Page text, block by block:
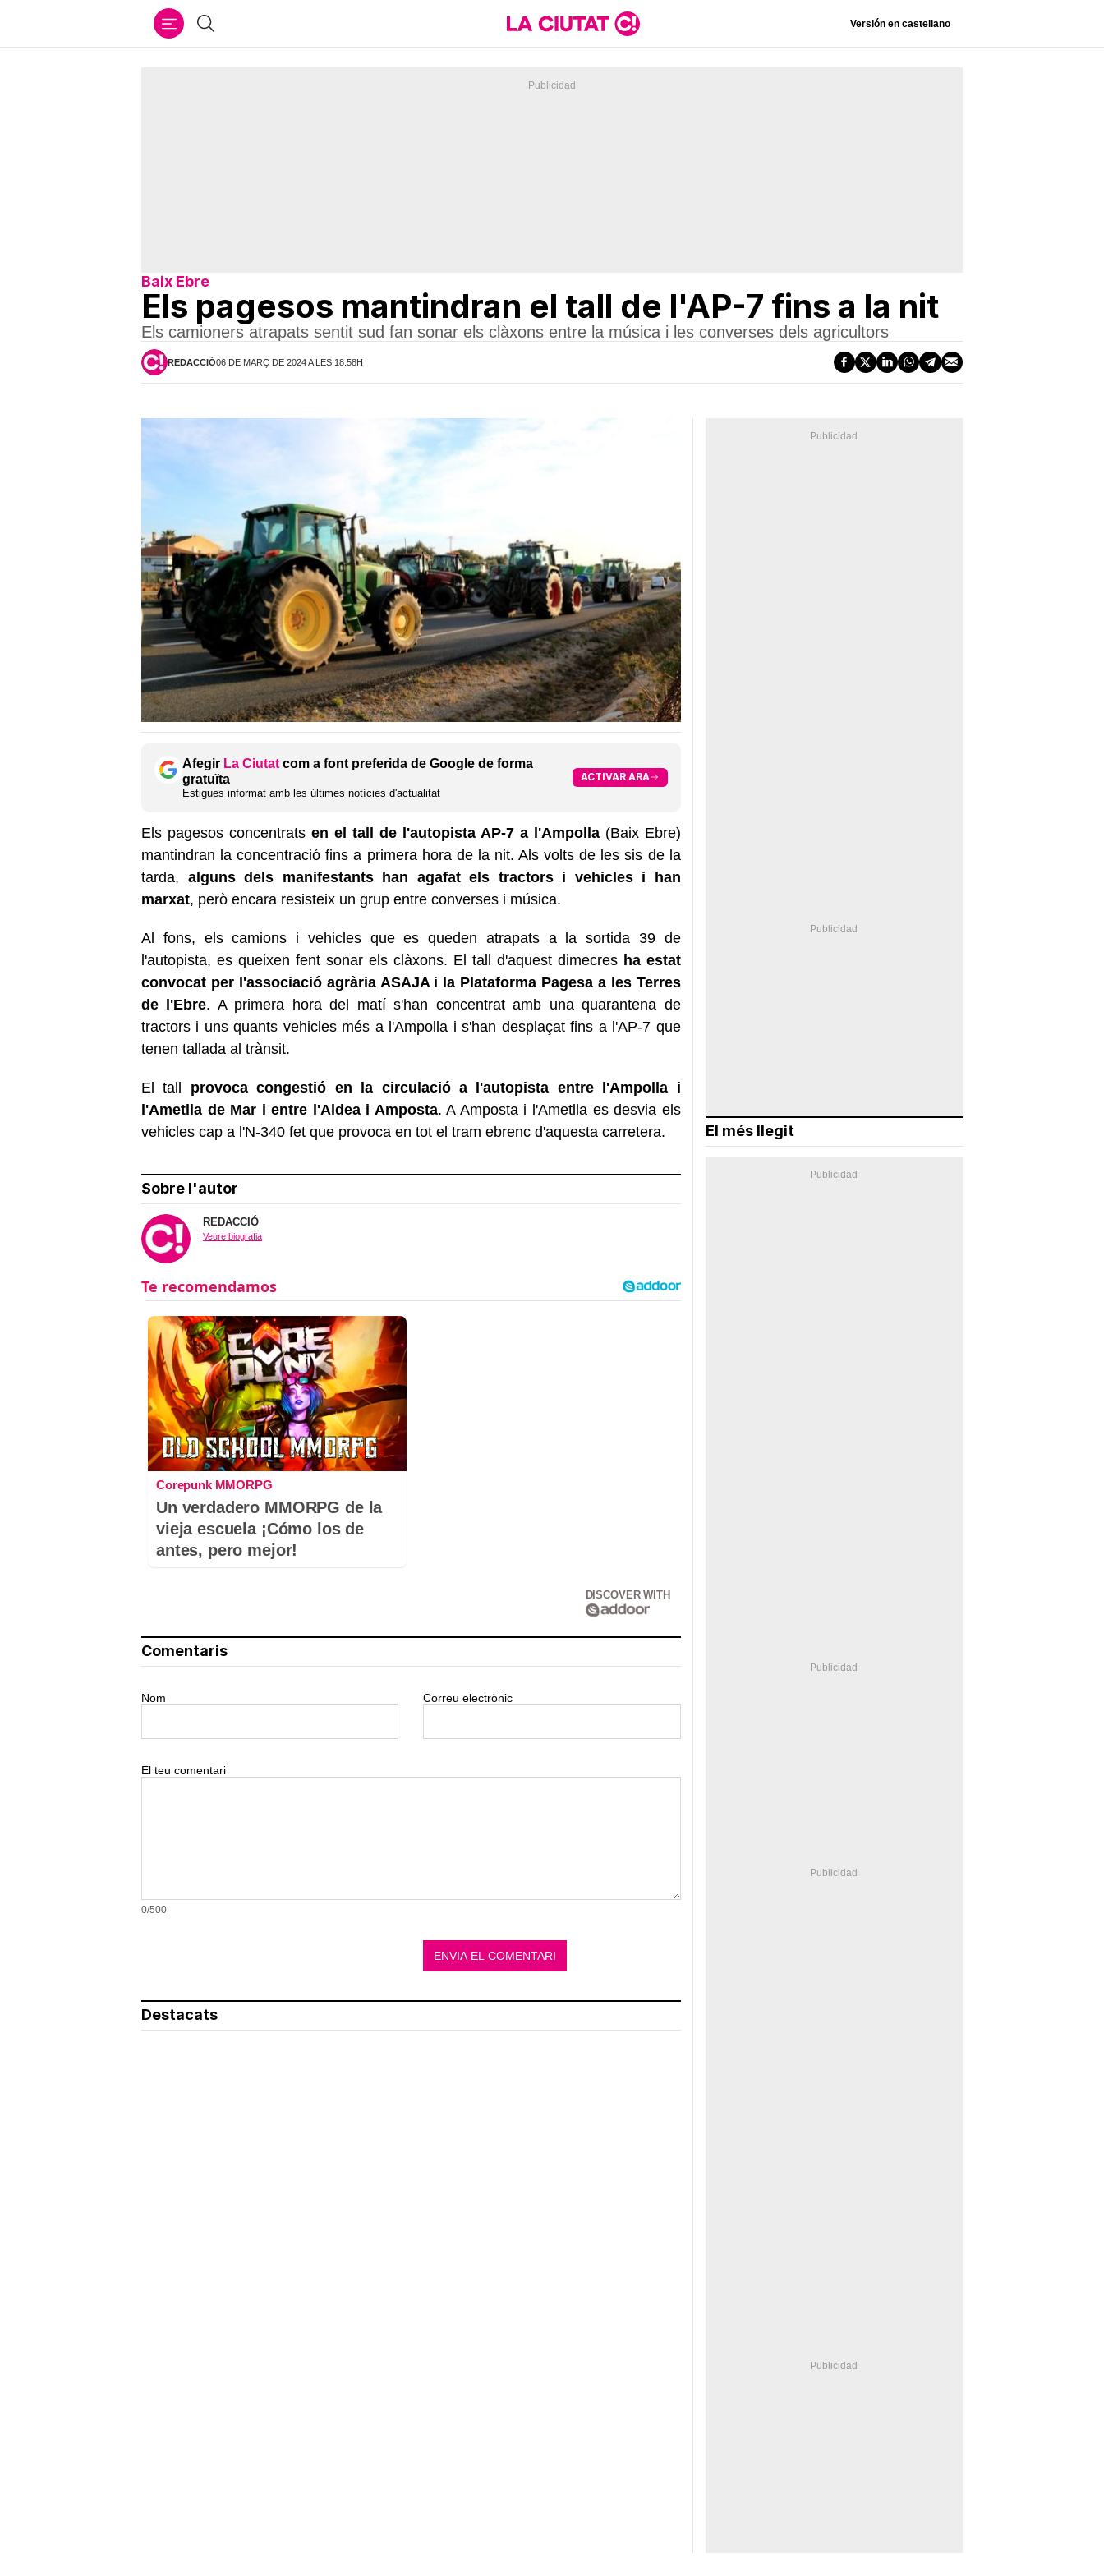
Cercar Versión en castellano
Baix Ebre
Els pagesos mantindran el tall de l'AP-7 fins a la nit
Els camioners atrapats sentit sud fan sonar els clàxons entre la música i les converses dels agricultors
REDACCIÓ06 DE MARÇ DE 2024 A LES 18:58H
Afegir La Ciutat com a font preferida de Google de forma
gratuïta
Estigues informat amb les últimes notícies d'actualitat
ACTIVAR ARA
Els pagesos concentrats en el tall de l'autopista AP-7 a l'Ampolla(Baix Ebre)
mantindran la concentració fins a primera hora de la nit. Als volts de les sis de la
tarda, alguns dels manifestants han agafat els tractors i vehicles i han
marxat, però encara resisteix un grup entre converses i música.
Al fons, els camions i vehicles que es queden atrapats a la sortida 39 de
l'autopista, es queixen fent sonar els clàxons. El tall d'aquest dimecres ha estat
convocat per l'associació agrària ASAJA i la Plataforma Pagesa a les Terres
de l'Ebre. A primera hora del matí s'han concentrat amb una quarantena de
tractors i uns quants vehicles més a l'Ampolla i s'han desplaçat fins a l'AP-7 que
tenen tallada al trànsit.
El tall provoca congestió en la circulació a l'autopista entre l'Ampolla i
l'Ametlla de Mar i entre l'Aldea i Amposta. A Amposta i l'Ametlla es desvia els
vehicles cap a l'N-340 fet que provoca en tot el tram ebrenc d'aquesta carretera.
Sobre l'autor
REDACCIÓ
Veure biografia
Corepunk MMORPG
Un verdadero MMORPG de la
vieja escuela ¡Cómo los de
antes, pero mejor!
DISCOVER WITH
Comentaris
Nom Correu electrònic
El teu comentari
0/500
Destacats
El més llegit